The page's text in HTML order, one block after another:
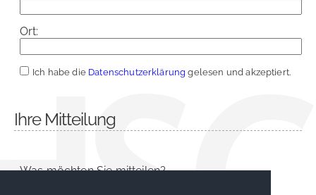
Ort:
Ich habe die Datenschutzerklärung gelesen und akzeptiert.
Ihre Mitteilung
Was möchten Sie mitteilen?